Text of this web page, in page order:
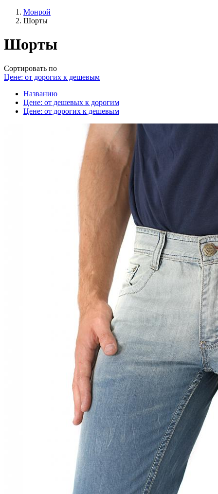
Монрой
Шорты
Шорты
Сортировать по
Цене: от дорогих к дешевым
Названию
Цене: от дешевых к дорогим
Цене: от дорогих к дешевым